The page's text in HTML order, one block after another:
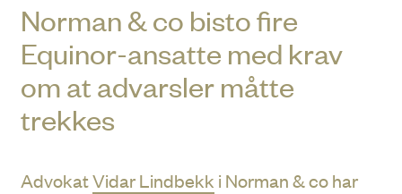
Norman & co bisto fire
Equinor-ansatte med krav
om at advarsler måtte
trekkes
AdvokatVidar Lindbekk i Norman & co har